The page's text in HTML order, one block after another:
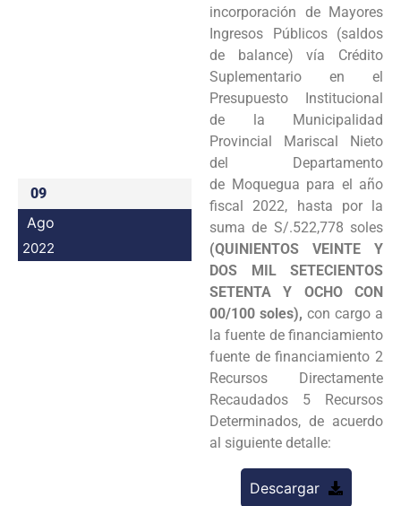
Programas
Intranet
09
Ago
2022
incorporación de Mayores
Ingresos Públicos (saldos
de balance) vía Crédito
Suplementario en el
Presupuesto Institucional
de la Municipalidad
Provincial Mariscal Nieto
del Departamento
de Moquegua para el año
fiscal 2022, hasta por la
suma de S/.522,778 soles
(QUINIENTOS VEINTE Y
DOS MIL SETECIENTOS
SETENTA Y OCHO CON
00/100 soles), con cargo a
la fuente de financiamiento
fuente de financiamiento 2
Recursos Directamente
Recaudados 5 Recursos
Determinados, de acuerdo
al siguiente detalle:
Descargar